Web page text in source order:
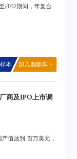
2032期间，年复合
本 加入购物车 >
商及IPO上市调
值达到 百万美元，